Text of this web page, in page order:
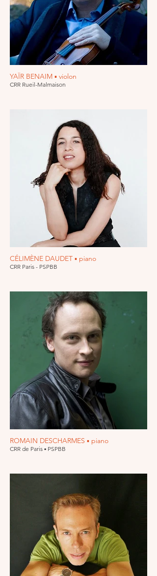
YAÏR BENAIM ▪ violon
CRR Rueil-Malmaison
CÉLIMÈNE DAUDET ▪ piano
CRR Paris - PSPBB
ROMAIN DESCHARMES ▪ piano
CRR de Paris ▪ PSPBB